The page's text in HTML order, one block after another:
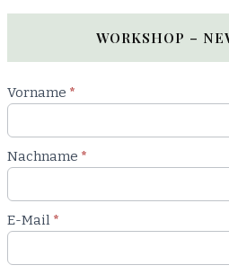
WORKSHOP –
Newsletter
Workshop
Vorname *
Nachname *
E-Mail *